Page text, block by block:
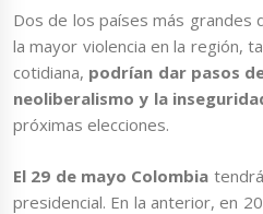
Dos de los países más grandes
la mayor violencia en la región,
cotidiana, podrían dar pasos
neoliberalismo y la
próximas elecciones.
El 29 de mayo Colombia
presidencial. En la anterior, en